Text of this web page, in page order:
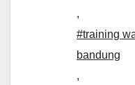
,
#training
bandung
,